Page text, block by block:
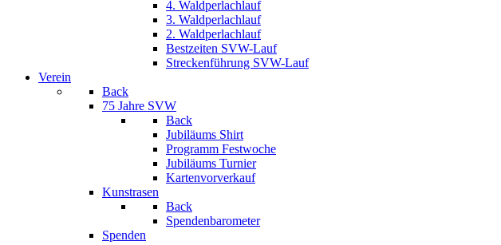
4. Waldperlachlauf
3. Waldperlachlauf
2. Waldperlachlauf
Bestzeiten SVW-Lauf
Streckenführung SVW-Lauf
Verein
Back
75 Jahre SVW
Back
Jubiläums Shirt
Programm Festwoche
Jubiläums Turnier
Kartenvorverkauf
Kunstrasen
Back
Spendenbarometer
Spenden